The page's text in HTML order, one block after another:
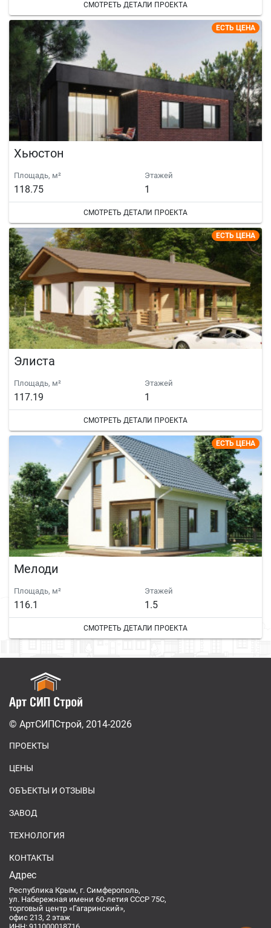
СМОТРЕТЬ ДЕТАЛИ ПРОЕКТА
ЕСТЬ ЦЕНА
Хьюстон
Площадь, м²
118.75
Этажей
1
СМОТРЕТЬ ДЕТАЛИ ПРОЕКТА
ЕСТЬ ЦЕНА
Элиста
Площадь, м²
117.19
Этажей
1
СМОТРЕТЬ ДЕТАЛИ ПРОЕКТА
ЕСТЬ ЦЕНА
Мелоди
Площадь, м²
116.1
Этажей
1.5
СМОТРЕТЬ ДЕТАЛИ ПРОЕКТА
© АртСИПСтрой, 2014-2026
ПРОЕКТЫ
ЦЕНЫ
ОБЪЕКТЫ И ОТЗЫВЫ
ЗАВОД
ТЕХНОЛОГИЯ
КОНТАКТЫ
Адрес
Республика Крым, г. Симферополь,
ул. Набережная имени 60-летия СССР 75С,
торговый центр «Гагаринский»,
офис 213, 2 этаж